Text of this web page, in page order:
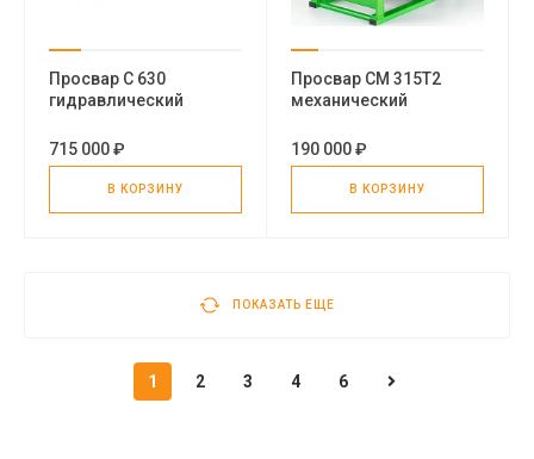
Просвар С 630
гидравлический
аппарат для пнд труб
715 000 ₽
В КОРЗИНУ
Просвар СМ 315Т2
механический
аппарат для
полиэтиленовых труб
190 000 ₽
В КОРЗИНУ
ПОКАЗАТЬ ЕЩЕ
1 2 3 4 6